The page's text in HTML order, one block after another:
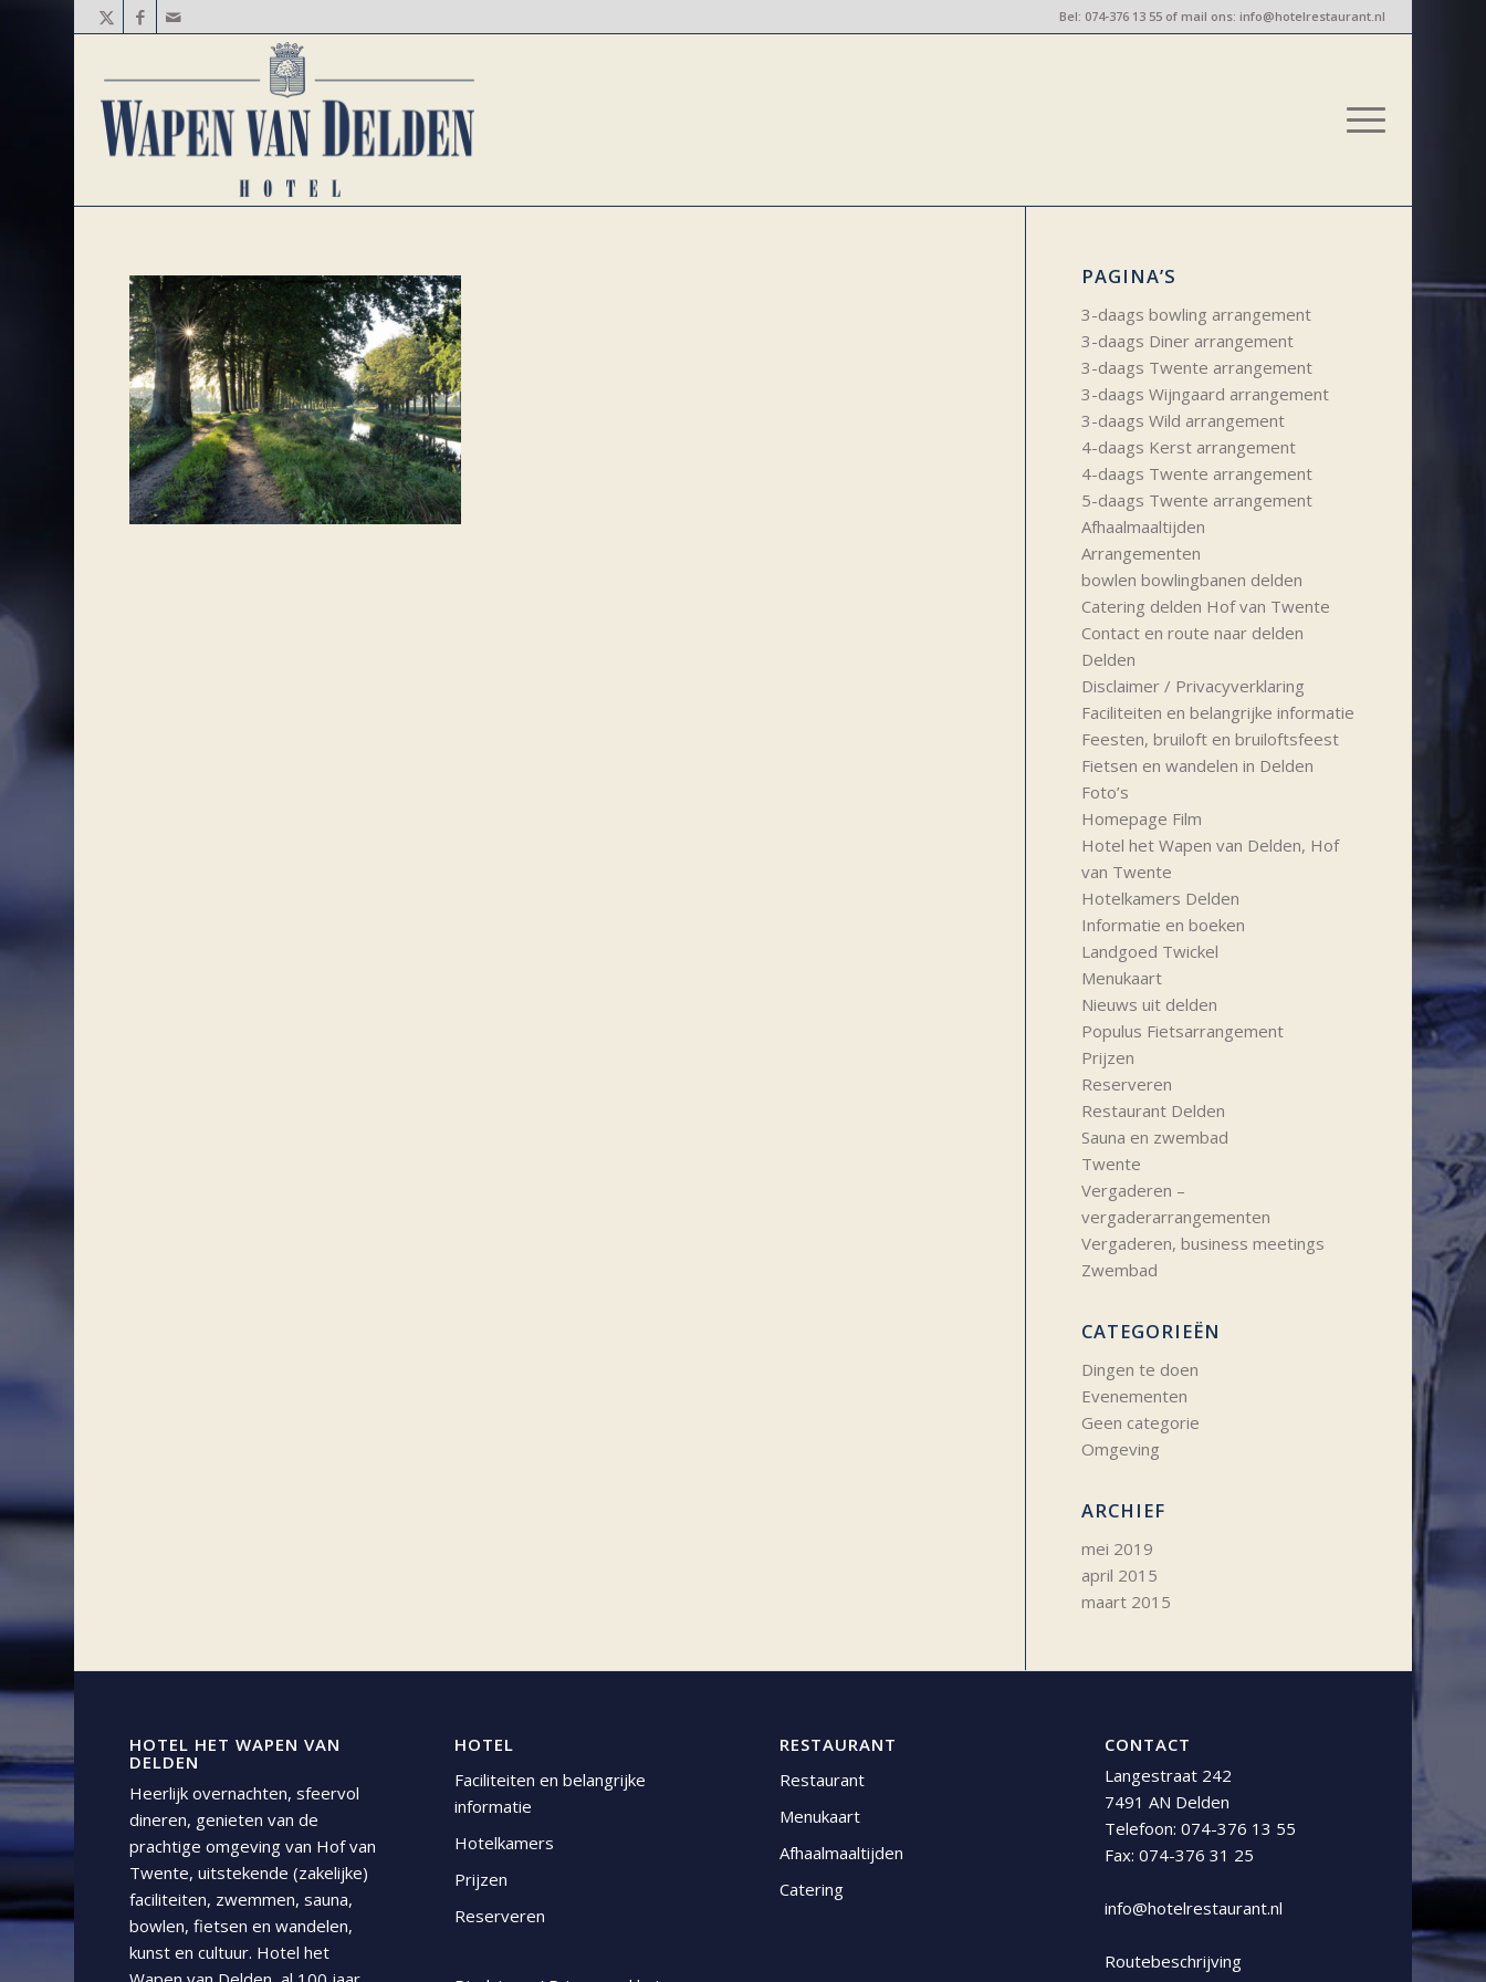
Bel: 074-376 13 55of mail ons: info@hotelrestaurant.nl
PAGINA’S
3-daags bowling arrangement
3-daags Diner arrangement
3-daags Twente arrangement
3-daags Wijngaard arrangement
3-daags Wild arrangement
4-daags Kerst arrangement
4-daags Twente arrangement
5-daags Twente arrangement
Afhaalmaaltijden
Arrangementen
bowlen bowlingbanen delden
Catering delden Hof van Twente
Contact en route naar delden
Delden
Disclaimer / Privacyverklaring
Faciliteiten en belangrijke informatie
Feesten, bruiloft en bruiloftsfeest
Fietsen en wandelen in Delden
Foto’s
Homepage Film
Hotel het Wapen van Delden, Hof
van Twente
Hotelkamers Delden
Informatie en boeken
Landgoed Twickel
Menukaart
Nieuws uit delden
Populus Fietsarrangement
Prijzen
Reserveren
Restaurant Delden
Sauna en zwembad
Twente
Vergaderen –
vergaderarrangementen
Vergaderen, business meetings
Zwembad
CATEGORIEËN
Dingen te doen
Evenementen
Geen categorie
Omgeving
ARCHIEF
mei 2019
april 2015
maart 2015
HOTEL HET WAPEN VAN
DELDEN
Heerlijk overnachten, sfeervol
dineren, genieten van de
prachtige omgeving van Hof van
Twente, uitstekende (zakelijke)
faciliteiten, zwemmen, sauna,
bowlen, fietsen en wandelen,
kunst en cultuur. Hotel het
HOTEL
Faciliteiten en belangrijke
informatie
Hotelkamers
Prijzen
Reserveren
RESTAURANT
Restaurant
Menukaart
Afhaalmaaltijden
Catering
CONTACT
Langestraat 242
7491 AN Delden
Telefoon:074-376 13 55
Fax: 074-376 31 25
info@hotelrestaurant.nl
Routebeschrijving